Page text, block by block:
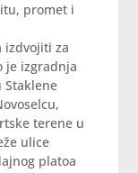
promet i
izdvojiti za
je izgradnja
Staklene
terene u
ulice
platoa